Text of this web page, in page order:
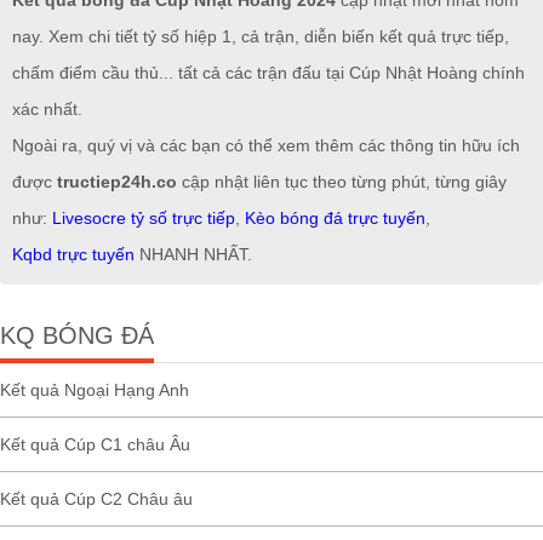
nay. Xem chi tiết tỷ số hiệp 1, cả trận, diễn biến kết quả trực tiếp,
chấm điểm cầu thủ... tất cả các trận đấu tại Cúp Nhật Hoàng chính
xác nhất.
Ngoài ra, quý vị và các bạn có thể xem thêm các thông tin hữu ích
được tructiep24h.co cập nhật liên tục theo từng phút, từng giây
như: Livesocre tỷ số trực tiếp Kèo bóng đá trực tuyến
Kqbd trực tuyến NHANH NHẤT.
KQ BÓNG ĐÁ
Kết quả Ngoại Hạng Anh
Kết quả Cúp C1 châu Âu
Kết quả Cúp C2 Châu âu